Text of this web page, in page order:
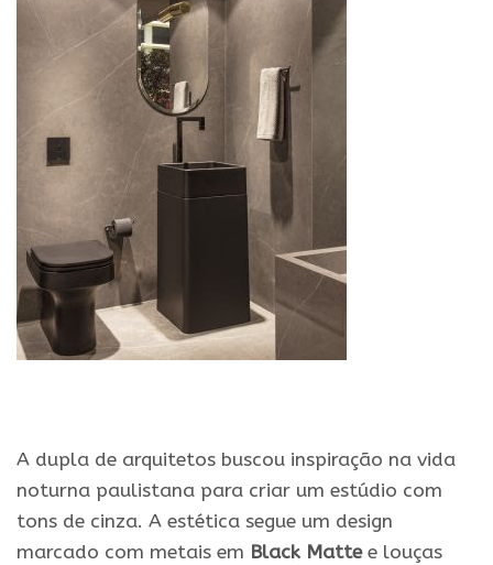
A dupla de arquitetos buscou inspiração na vida
noturna paulistana para criar um estúdio com
tons de cinza. A estética segue um design
marcado com metais em Black Mattee louças